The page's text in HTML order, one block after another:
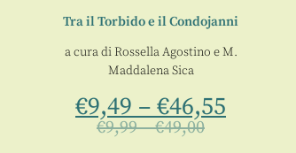
Tra il Torbido e il Condojanni
a cura diRossella Agostino eM.
Maddalena Sica
€9,49 – €46,55
€9,99–€49,00